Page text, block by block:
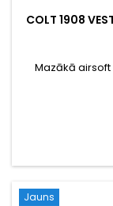
COLT 1908
Mazākā
Jauns